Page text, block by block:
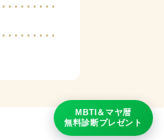
MBTI＆マヤ暦
無料診断プレゼント